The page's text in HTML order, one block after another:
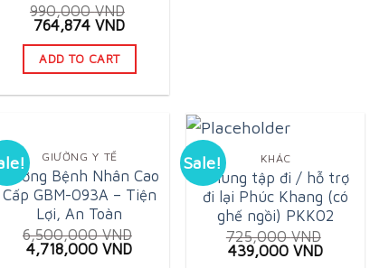
990,000VND
Original
price
was:
990,000 VND.
764,874VNDCurrent
ADD TO CART
GIƯỜNG Y TẾ
Giường Bệnh Nhân Cao
Cấp GBM-093A – Tiện
Lợi, An Toàn
6,500,000VND
Original
price
4,718,000VNDCurrent
Sale! KHÁC
Khung tập đi / hỗ trợ
đi lại Phúc Khang (có
ghế ngồi) PKK02
725,000VND
Original
price
439,000VNDCurrent